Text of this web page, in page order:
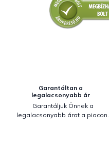
Garantáltan a
legalacsonyabb ár
Garantáljuk Önnek a
legalacsonyabb árat a piacon.